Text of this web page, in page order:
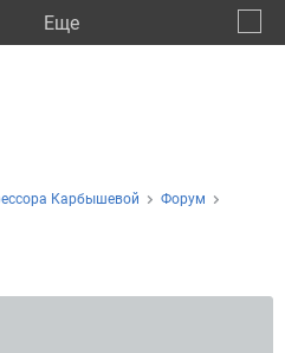
Eще
Карбышевой
Форум